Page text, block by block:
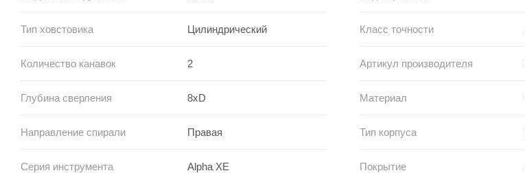
Тип ховстовика Цилиндрический Класс точности
Количество канавок 2 Артикул производителя
Глубина сверления 8xD Материал
Направление спирали Правая Тип корпуса
Серия инструмента Alpha XE Покрытие